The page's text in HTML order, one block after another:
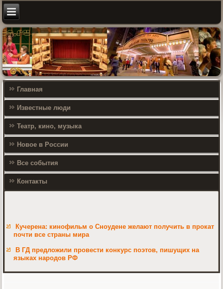
Главная
Известные люди
Театр, кино, музыка
Новое в России
Все события
Контакты
Кучерена: кинофильм о Сноудене желают получить в прокат
почти все страны мира
В ГД предложили провести конкурс поэтов, пишущих на
языках народов РФ